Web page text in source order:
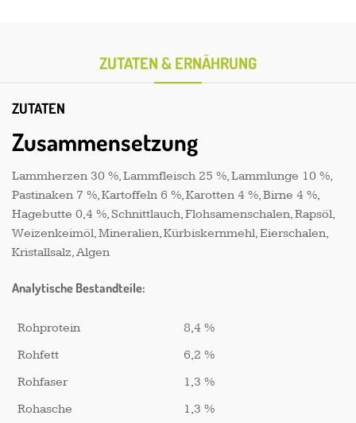
ZUTATEN & ERNÄHRUNG
ZUTATEN
Zusammensetzung
Lammherzen 30 %, Lammfleisch 25 %, Lammlunge 10 %,
Pastinaken 7 %, Kartoffeln 6 %, Karotten 4 %, Birne 4 %,
Hagebutte 0,4 %, Schnittlauch, Flohsamenschalen, Rapsöl,
Weizenkeimöl, Mineralien, Kürbiskernmehl, Eierschalen,
Kristallsalz, Algen
Analytische Bestandteile:
Rohprotein
8,4 %
Rohfett
6,2 %
Rohfaser
1,3 %
Rohasche
1,3 %